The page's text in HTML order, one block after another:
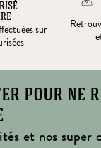
sur
pour ne
et nos super